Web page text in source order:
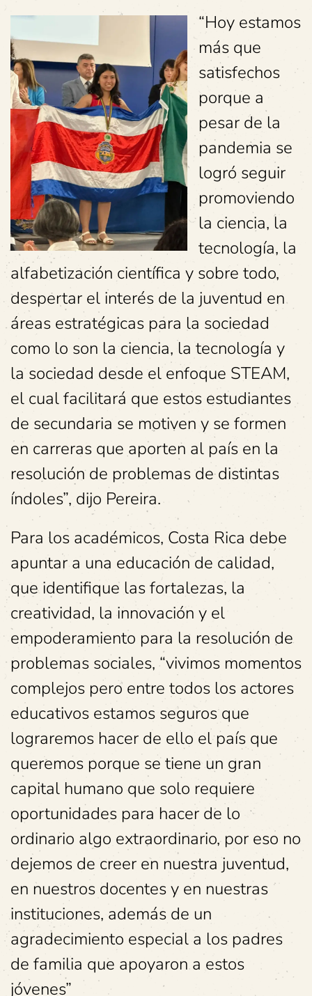
“Hoy estamos
más que
satisfechos
porque a
pesar de la
pandemia se
logró seguir
promoviendo
la ciencia, la
tecnología, la
alfabetización científica y sobre todo,
despertar el interés de la juventud en
áreas estratégicas para la sociedad
como lo son la ciencia, la tecnología y
la sociedad desde el enfoque STEAM,
el cual facilitará que estos estudiantes
de secundaria se motiven y se formen
en carreras que aporten al país en la
resolución de problemas de distintas
índoles”, dijo Pereira.
Para los académicos, Costa Rica debe
apuntar a una educación de calidad,
que identifique las fortalezas, la
creatividad, la innovación y el
empoderamiento para la resolución de
problemas sociales, “vivimos momentos
complejos pero entre todos los actores
educativos estamos seguros que
lograremos hacer de ello el país que
queremos porque se tiene un gran
capital humano que solo requiere
oportunidades para hacer de lo
ordinario algo extraordinario, por eso no
dejemos de creer en nuestra juventud,
en nuestros docentes y en nuestras
instituciones, además de un
agradecimiento especial a los padres
de familia que apoyaron a estos
jóvenes”